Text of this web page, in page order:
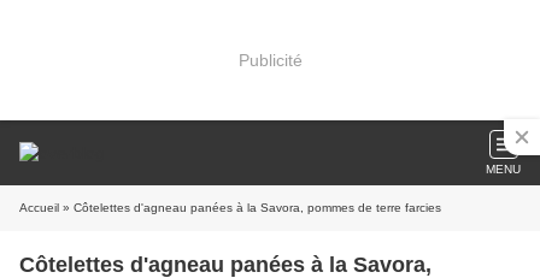
Publicité
MENU
Accueil » Côtelettes d'agneau panées à la Savora, pommes de terre farcies
Côtelettes d'agneau panées à la Savora,